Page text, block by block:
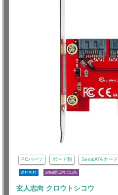
PCパーツ ボード類 SerialATAカード
送料無料 24時間以内に出荷
玄人志向 クロウトシコウ